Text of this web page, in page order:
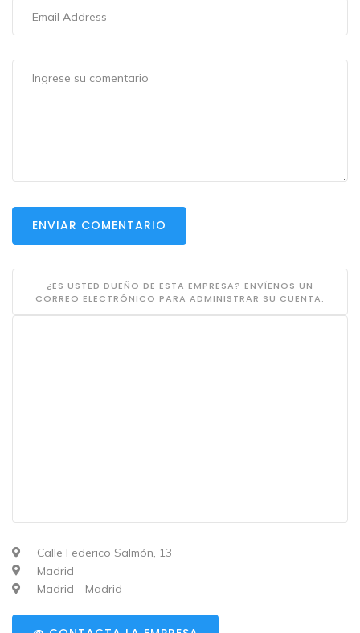
ENVIAR COMENTARIO
¿ES USTED DUEÑO DE ESTA EMPRESA? ENVÍENOS UN
CORREO ELECTRÓNICO PARA ADMINISTRAR SU CUENTA.
Calle Federico Salmón, 13
Madrid
Madrid - Madrid